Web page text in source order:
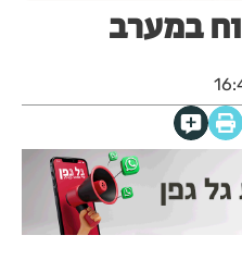
במערב